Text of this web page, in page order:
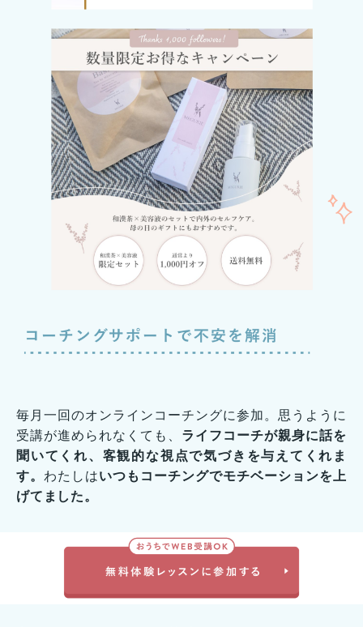
毎月一回のオンラインコーチングに参加。思うように
受講が進められなくても、 ライフコーチが親身に話を
聞いてくれ、客観的な視点で気づきを与えてくれま
す。 わたしはいつもコーチングでモチベーションを上
げてました。